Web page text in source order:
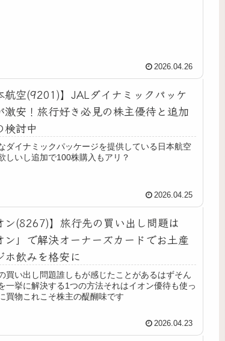
2026.04.26
航空(9201)】JALダイナミックパッケ
激安！旅行好き必見の株主優待と追加
検討中
ダイナミックパッケージを提供している日本航空
しいし追加で100株購入もアリ？
2026.04.25
ン(8267)】旅行先の買い出し問題は
ン」で解決オーナーズカードでお土産
ホ飲みを格安に
買い出し問題誰しもが感じたことがあるはずそん
一挙に解決する1つの方法それはイオン優待も使っ
買物これこそ株主の醍醐味です
2026.04.23